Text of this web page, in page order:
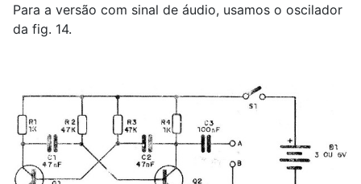
Para a versão com sinal de áudio, usamos o oscilador
da fig. 14.